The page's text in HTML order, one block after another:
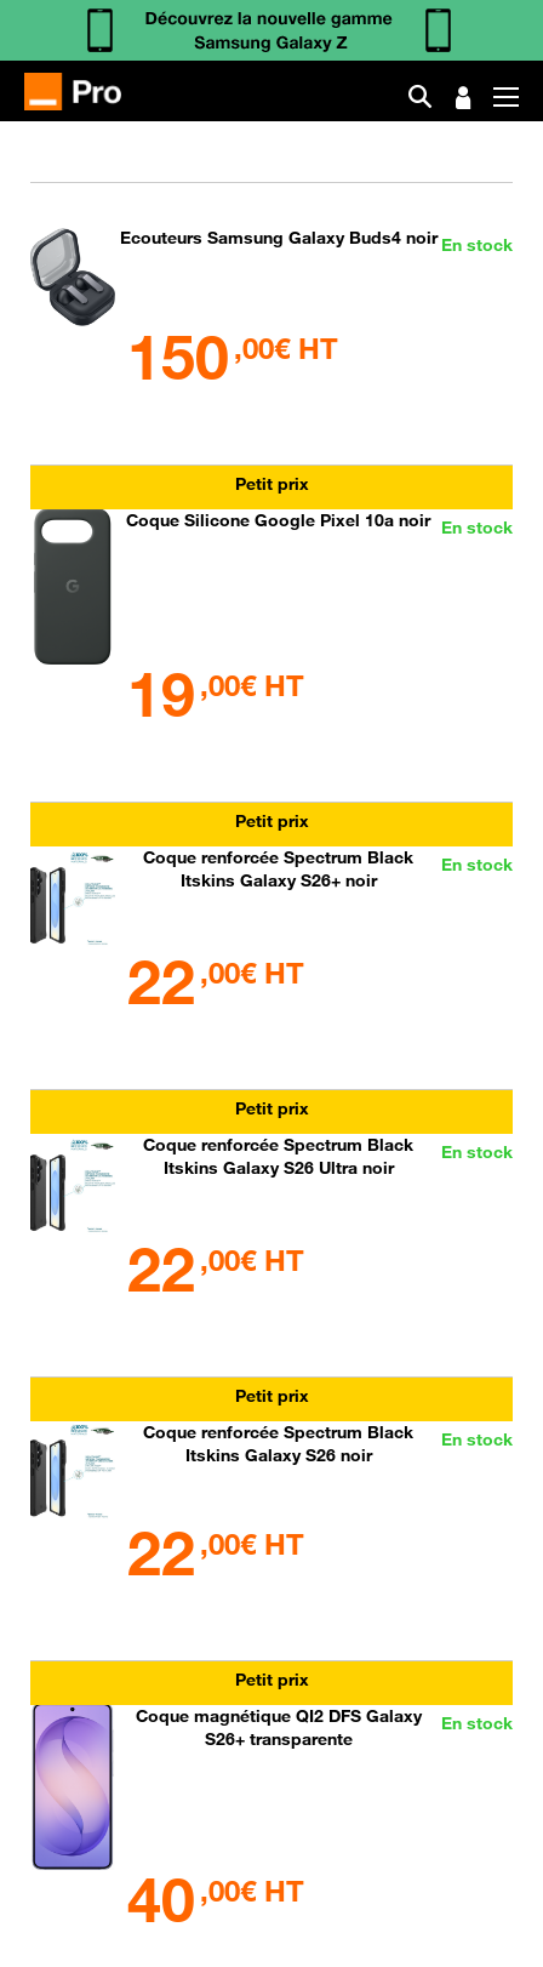
En stock
Ecouteurs Samsung Galaxy Buds4 noir
150 ,00€ HT
Petit prix
En stock
Coque Silicone Google Pixel 10a noir
19 ,00€ HT
Petit prix
En stock
Coque renforcée Spectrum Black
Itskins Galaxy S26+ noir
22 ,00€ HT
Petit prix
En stock
Coque renforcée Spectrum Black
Itskins Galaxy S26 Ultra noir
22 ,00€ HT
Petit prix
En stock
Coque renforcée Spectrum Black
Itskins Galaxy S26 noir
22 ,00€ HT
Petit prix
En stock
Coque magnétique QI2 DFS Galaxy
S26+ transparente
40 ,00€ HT